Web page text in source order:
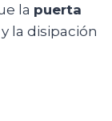
la puerta
la disipación